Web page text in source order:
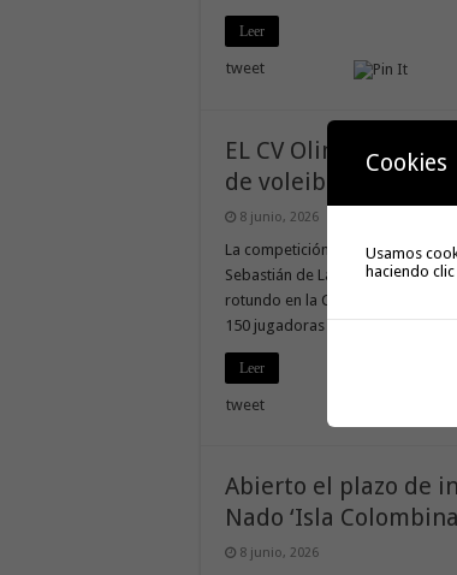
Leer
tweet
EL CV Olimpico
de voleibol «VILLA DE
8 junio, 2026
La competición celebrada el
Sebastián de La Gomera San
rotundo en la Copa Autonómica
150 jugadoras y equipos de
Leer
tweet
Abierto el plazo de
Nado ‘Isla
8 junio, 2026
Cookies
Usamos
haciendo clic